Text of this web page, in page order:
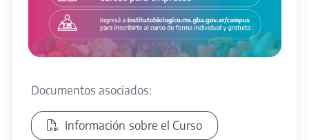
Documentos asociados:
Información sobre el Curso